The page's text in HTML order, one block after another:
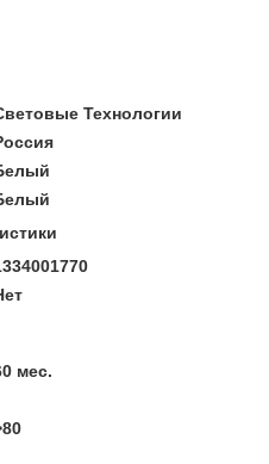
Технологии
мес.